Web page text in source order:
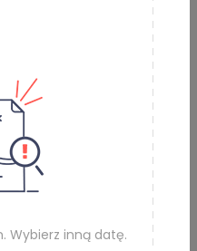
Wybierz inną datę.